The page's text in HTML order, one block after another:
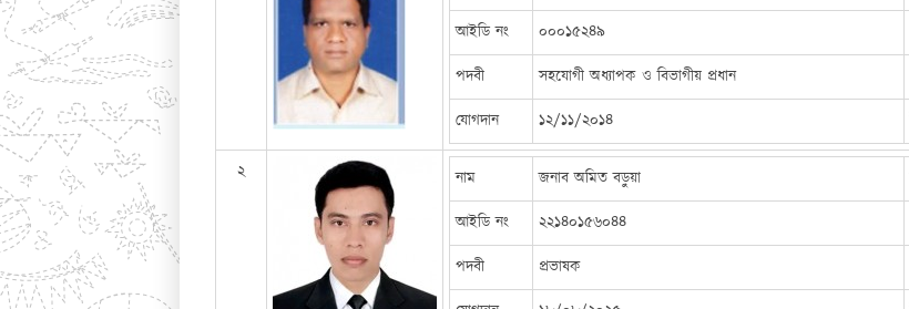
আইডি নং
০০০১৫২৪৯
পদবী
সহযোগী অধ্যাপক ও বিভাগীয় প্রধান
যোগদান
১২/১১/২০১৪
২ নাম জনাব অমিত বড়ুয়া
আইডি নং
২২১৪০১৫৬০৪৪
পদবী
প্রভাষক